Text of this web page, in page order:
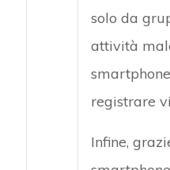
solo da
attività
registrare
Infine,